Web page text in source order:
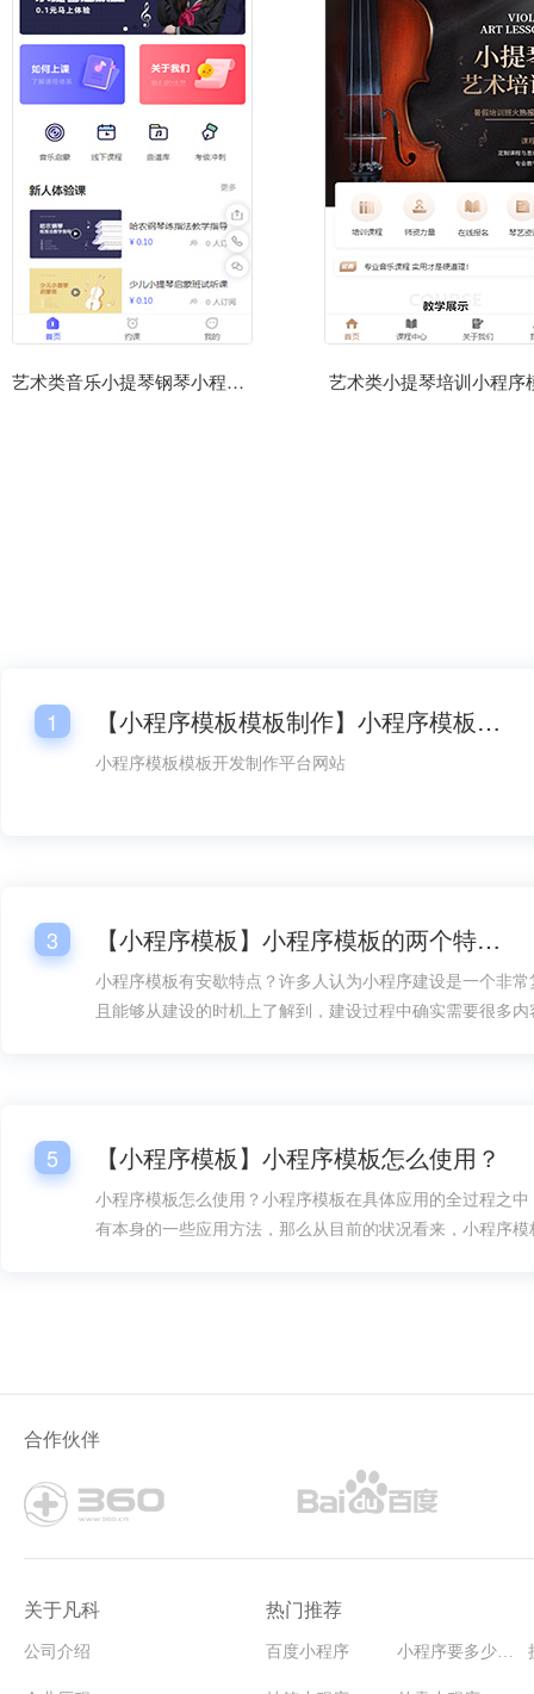
艺术类音乐小提琴钢琴小程序模板 艺术类小提琴培训小程序
1 【小程序模板模板制作】小程序模板模板开发平台网站
小程序模板模板开发制作平台网站
3 【小程序模板】小程序模板的两个特点！
小程序模板有安歇特点？许多人认为小程序建设是一个非
且能够从建设的时机上了解到，建设过程中确实需要很多
5 【小程序模板】小程序模板怎么使用？
小程序模板怎么使用？小程序模板在具体应用的全过程之
有本身的一些应用方法，那么从目前的状况看来，小程序
合作伙伴
关于凡科
公司介绍
热门推荐
百度小程序